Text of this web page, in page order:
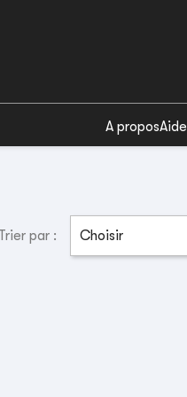
A proposAide
par : Choisir